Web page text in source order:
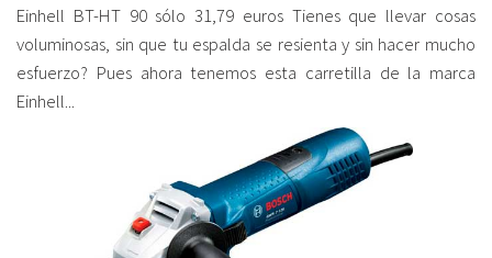
Einhell BT-HT 90 sólo 31,79 euros Tienes que llevar cosas
voluminosas, sin que tu espalda se resienta y sin hacer mucho
esfuerzo? Pues ahora tenemos esta carretilla de la marca
Einhell...